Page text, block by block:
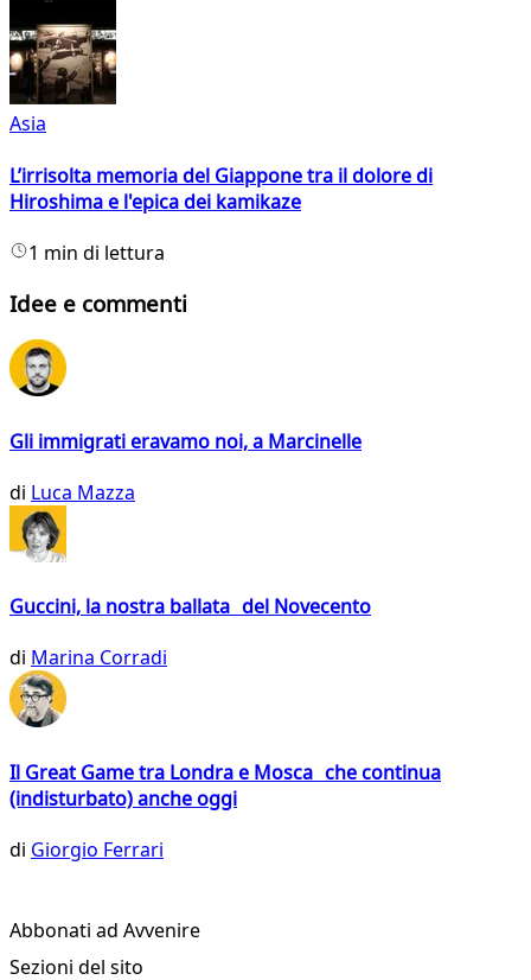
Asia
L’irrisolta memoria del Giappone tra il dolore di
Hiroshima e l'epica dei kamikaze
1 min di lettura
Idee e commenti
Gli immigrati eravamo noi, a Marcinelle
di Luca Mazza
Guccini, la nostra ballata del Novecento
di Marina Corradi
Il Great Game tra Londra e Mosca che continua
(indisturbato) anche oggi
di Giorgio Ferrari
Abbonati ad Avvenire
Sezioni del sito